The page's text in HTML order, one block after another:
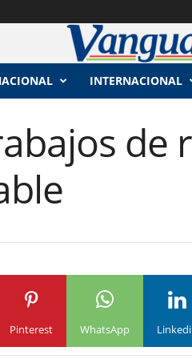
INTERNACIONAL
de
Pinterest WhatsApp